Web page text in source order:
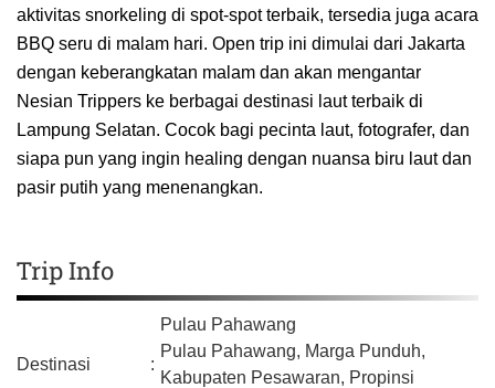
aktivitas snorkeling di spot-spot terbaik, tersedia juga acara
BBQ seru di malam hari. Open trip ini dimulai dari Jakarta
dengan keberangkatan malam dan akan mengantar
Nesian Trippers ke berbagai destinasi laut terbaik di
Lampung Selatan. Cocok bagi pecinta laut, fotografer, dan
siapa pun yang ingin healing dengan nuansa biru laut dan
pasir putih yang menenangkan.
Trip Info
Destinasi :
Pulau Pahawang
Pulau Pahawang, Marga Punduh,
Kabupaten Pesawaran, Propinsi